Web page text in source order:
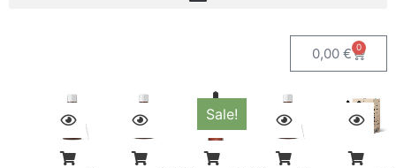
0,00 € 0
Sale!